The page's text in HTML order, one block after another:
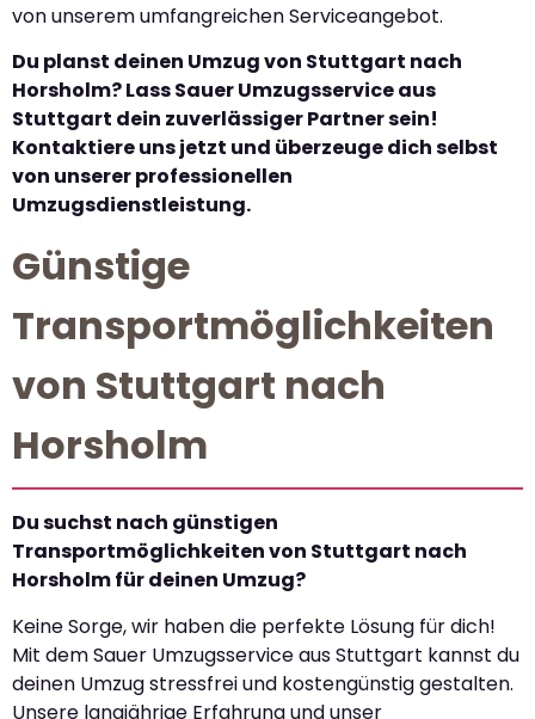
von unserem umfangreichen Serviceangebot.
Du planst deinen Umzug von Stuttgart nach
Horsholm? Lass Sauer Umzugsservice aus
Stuttgart dein zuverlässiger Partner sein!
Kontaktiere uns jetzt und überzeuge dich selbst
von unserer professionellen
Umzugsdienstleistung.
Günstige
Transportmöglichkeiten
von Stuttgart nach
Horsholm
Du suchst nach günstigen
Transportmöglichkeiten von Stuttgart nach
Horsholm für deinen Umzug?
Keine Sorge, wir haben die perfekte Lösung für dich!
Mit dem Sauer Umzugsservice aus Stuttgart kannst du
deinen Umzug stressfrei und kostengünstig gestalten.
Unsere langjährige Erfahrung und unser